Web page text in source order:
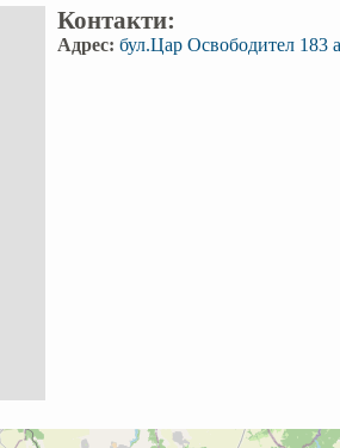
Контакти:
Адрес: бул.Цар Освободител 183